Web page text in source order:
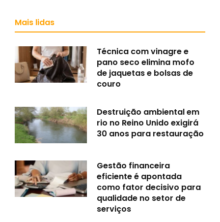
Mais lidas
Técnica com vinagre e
pano seco elimina mofo
de jaquetas e bolsas de
couro
Destruição ambiental em
rio no Reino Unido exigirá
30 anos para restauração
Gestão financeira
eficiente é apontada
como fator decisivo para
qualidade no setor de
serviços